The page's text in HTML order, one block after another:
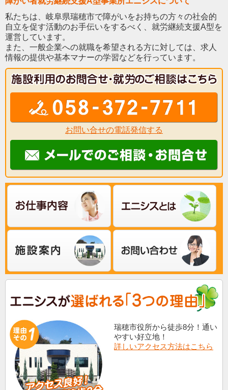
私たちは、岐阜県瑞穂市で障がいをお持ちの方々の社会的
自立を促す活動のお手伝いをするべく、就労継続支援A型を
運営しています。
また、一般企業への就職を希望される方に対しては、求人
情報の提供や基本マナーの学習などを行っています。
お問い合せの電話発信する
瑞穂市役所から徒歩8分！通い
やすい好立地！
詳しいアクセス方法はこちら